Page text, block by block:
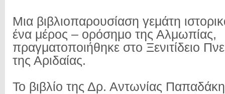
Μια βιβλιοπαρουσίαση γεμάτη
ένα μέρος – ορόσημο της Αλμωπίας,
πραγματοποιήθηκε στο Ξενιτίδειο
της Αριδαίας.
Το βιβλίο της Δρ. Αντωνίας